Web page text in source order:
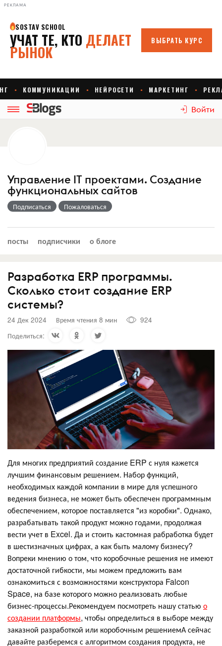
РЕКЛАМА
Войти
Управление IT проектами. Создание
функциональных сайтов
Подписаться Пожаловаться
посты подписчики о блоге
Разработка ERP программы.
Сколько стоит создание ERP
системы?
24 Дек 2024 Время чтения 8 мин
924
Поделиться:
Для многих предприятий создание ERP с нуля кажется
лучшим финансовым решением. Набор функций,
необходимых каждой компании в мире для успешного
ведения бизнеса, не может быть обеспечен программным
обеспечением, которое поставляется "из коробки". Однако,
разрабатывать такой продукт можно годами, продолжая
вести учет в Excel. Да и стоить кастомная рабработка будет
в шестизначных цифрах, а как быть малому бизнесу?
Вопреки мнению о том, что коробочные решения не имеют
достаточной гибкости, мы можем предложить вам
ознакомиться с возможностями конструктора Falcon
Space, на базе которого можно реализовать любые
бизнес-процессы.Рекомендуем посмотреть нашу статью о
создании платформы, чтобы определиться в выборе между
заказной разработкой или коробочным решениемА сейчас
давайте разберемся с алгоритмом создания продукта, не